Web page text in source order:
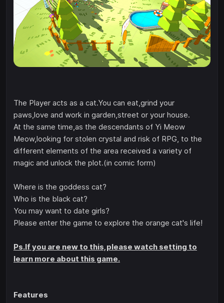
The Player acts as a cat.You can eat,grind your
paws,love and work in garden,street or your house.
At the same time,as the descendants of Yi Meow
Meow,looking for stolen crystal and risk of RPG, to the
different elements of the area received a variety of
magic and unlock the plot.(in comic form)
Where is the goddess cat?
Who is the black cat?
You may want to date girls?
Please enter the game to explore the orange cat's life!
Ps.If you are new to this,please watch setting to
learn more about this game.
Features